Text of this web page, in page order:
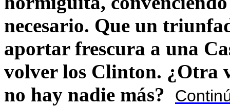
necesario. Que un
aportar frescura a una
volver los Clinton. ¿Otra
no hay nadie más?